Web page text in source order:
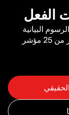
الفعل
البيانية